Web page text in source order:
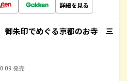
詳細を見る
朱印でめぐる京都のお寺 三
発売